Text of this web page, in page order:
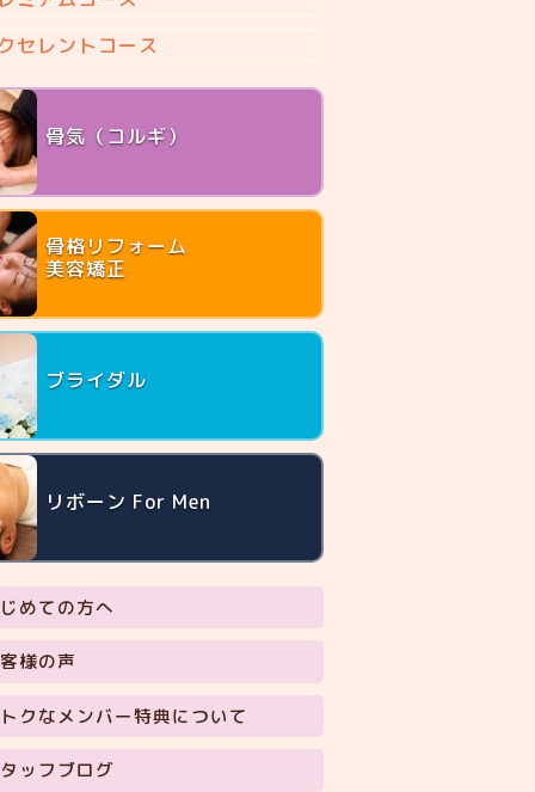
セレントコース
骨気（コルギ）
骨格リフォーム
美容矯正
ブライダル
リボーン For Men
めての方へ
様の声
クなメンバー特典について
ッフブログ